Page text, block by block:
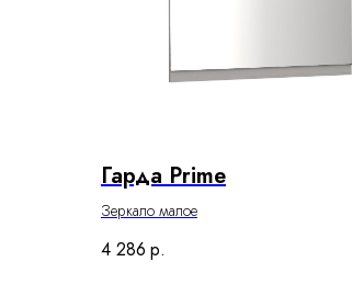
Гарда Prime
Зеркало малое
4 286 р.